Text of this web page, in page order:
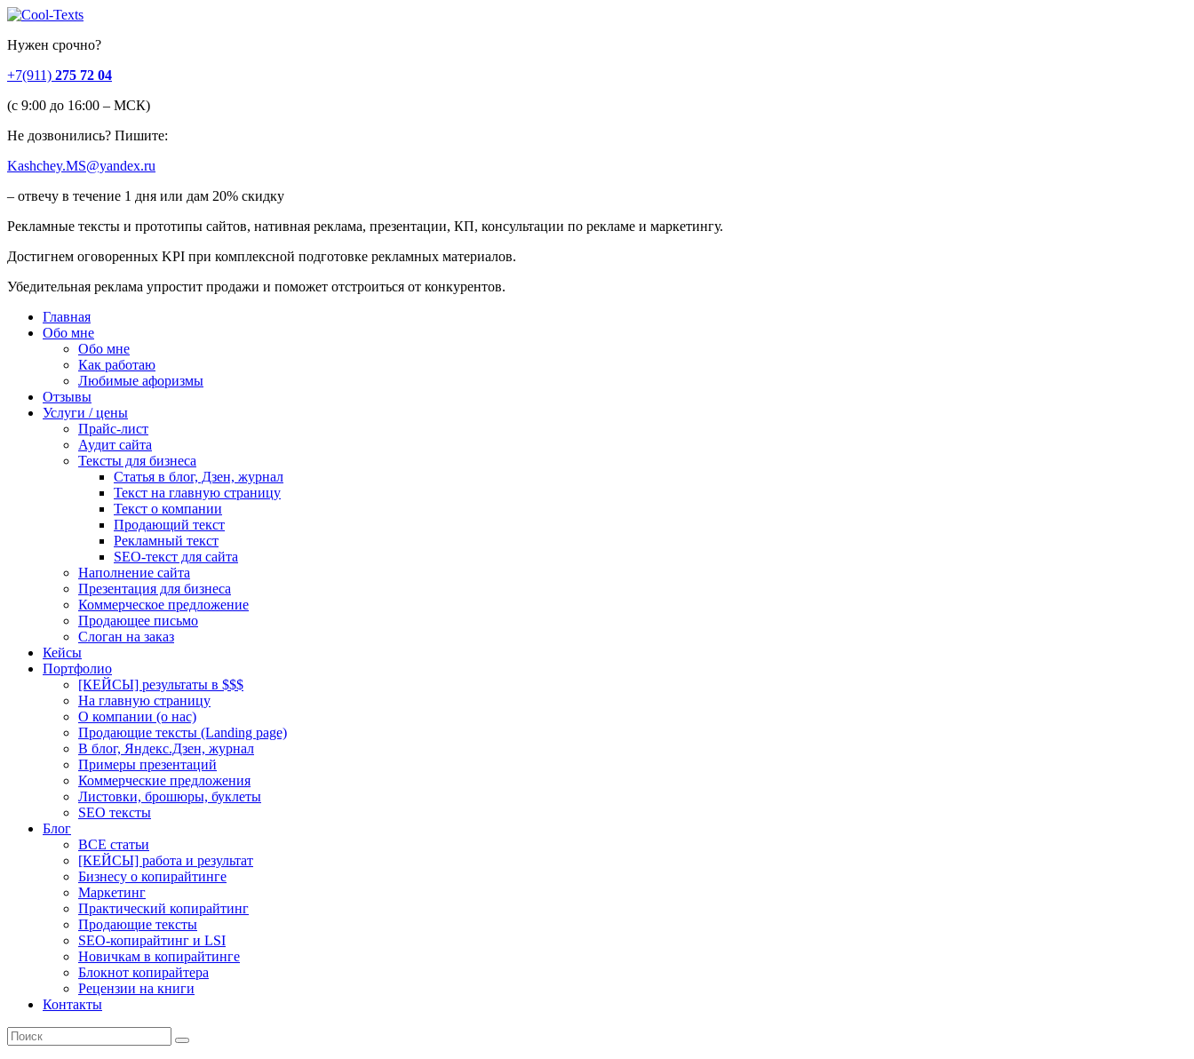
Нужен срочно?
+7(911) 275 72 04
(c 9:00 до 16:00 – МСК)
Не дозвонились? Пишите:
Kashchey.MS@yandex.ru
– отвечу в течение 1 дня или дам 20% скидку
Рекламные тексты и прототипы сайтов, нативная реклама, презентации, КП, консультации по рекламе и маркетингу.
Достигнем оговоренных KPI при комплексной подготовке рекламных материалов.
Убедительная реклама упростит продажи и поможет отстроиться от конкурентов.
Главная
Обо мне
Обо мне
Как работаю
Любимые афоризмы
Отзывы
Услуги / цены
Прайс-лист
Аудит сайта
Тексты для бизнеса
Статья в блог, Дзен, журнал
Текст на главную страницу
Текст о компании
Продающий текст
Рекламный текст
SEO-текст для сайта
Наполнение сайта
Презентация для бизнеса
Коммерческое предложение
Продающее письмо
Слоган на заказ
Кейсы
Портфолио
[КЕЙСЫ] результаты в $$$
На главную страницу
О компании (о нас)
Продающие тексты (Landing page)
В блог, Яндекс.Дзен, журнал
Примеры презентаций
Коммерческие предложения
Листовки, брошюры, буклеты
SEO тексты
Блог
ВСЕ статьи
[КЕЙСЫ] работа и результат
Бизнесу о копирайтинге
Маркетинг
Практический копирайтинг
Продающие тексты
SEO-копирайтинг и LSI
Новичкам в копирайтинге
Блокнот копирайтера
Рецензии на книги
Контакты